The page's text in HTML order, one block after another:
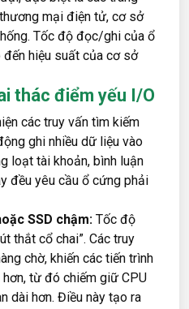
mại điện tử, cơ sở
Tốc độ đọc/ghi của ổ
hiệu suất của cơ sở
thác điểm yếu I/O
các truy vấn tìm kiếm
ghi nhiều dữ liệu vào
loạt tài khoản, bình luận
đều yêu cầu ổ cứng phải
SSD chậm:Tốc độ
thắt cổ chai”. Các truy
chờ, khiến các tiến trình
từ đó chiếm giữ CPU
dài hơn. Điều này tạo ra